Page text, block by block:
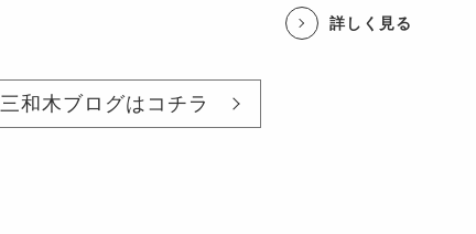
詳しく見る
和木ブログはコチラ